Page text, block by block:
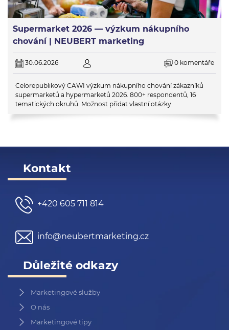
Supermarket 2026 — výzkum nákupního
chování | NEUBERT marketing
30.06.2026 0 komentáře
Celorepublikový CAWI výzkum nákupního chování zákazníků
supermarketů a hypermarketů 2026. 800+ respondentů, 16
tematických okruhů. Možnost přidat vlastní otázky.
Kontakt
+420 605 711 814
info@neubertmarketing.cz
Důležité odkazy
Marketingové služby
O nás
Marketingové tipy